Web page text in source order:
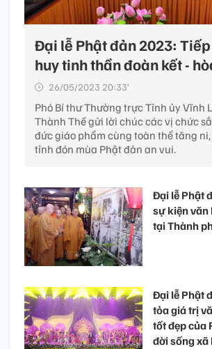
Đại lễ Phật đản 2023:
huy tinh thần đoàn kết -
26/05/2023 20:33’
Phó Bí thư Thường trực Tỉnh ủy Vĩnh
Thành Thế gửi lời chúc các vị chức
đức giáo phẩm cùng toàn thể tăng
tỉnh đón mùa Phật đản an vui.
Đại lễ Phật
sự kiện văn
tại Thành
Đại lễ Phật
tỏa giá trị
tốt đẹp của
đời sống xã